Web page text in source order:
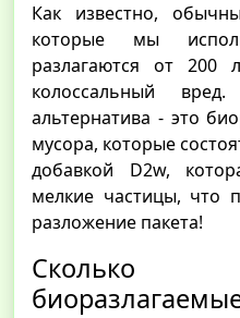
Как известно,
которые мы
разлагаются от 200
колоссальный
альтернатива - это
мусора, которые
добавкой D2w,
мелкие частицы, что
разложение пакета!
Сколько